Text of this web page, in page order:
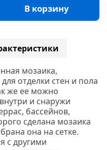
В корзину
мозаика,
отделки стен и пола
же ее можно
и снаружи
бассейнов,
сделана мозаика
она на сетке.
с другими